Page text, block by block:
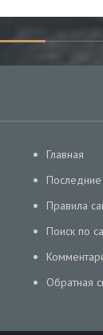
Главная
Последние
Правила
Поиск по
Обратная